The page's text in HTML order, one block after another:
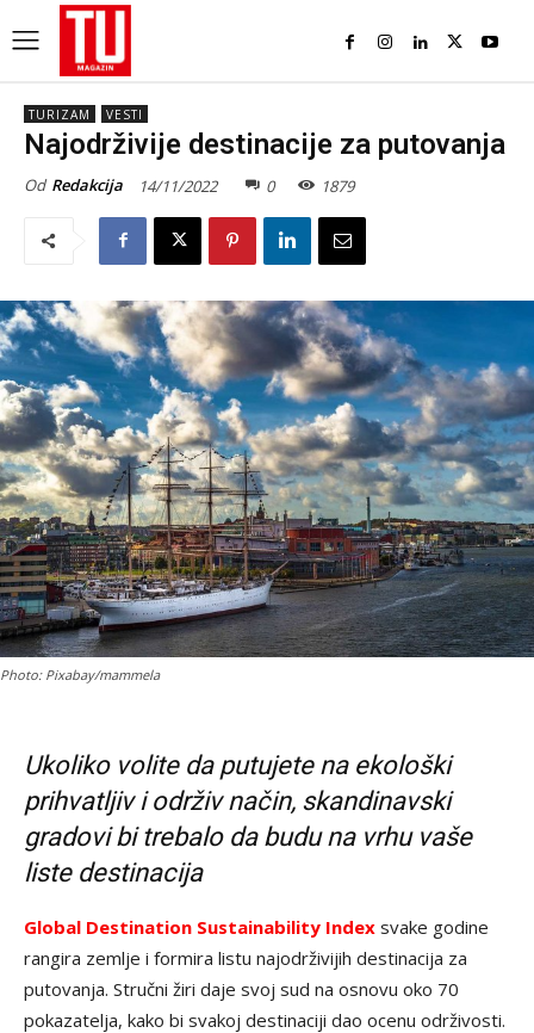
TURIZAM VESTI
Najodrživije destinacije za putovanja
Od Redakcija 14/11/2022 0 1879
Photo: Pixabay/mammela
Ukoliko volite da putujete na ekološki
prihvatljiv i održiv način, skandinavski
gradovi bi trebalo da budu na vrhu vaše
liste destinacija
Global Destination Sustainability Index svake godine
rangira zemlje i formira listu najodrživijih destinacija za
putovanja. Stručni žiri daje svoj sud na osnovu oko 70
pokazatelja, kako bi svakoj destinaciji dao ocenu održivosti.